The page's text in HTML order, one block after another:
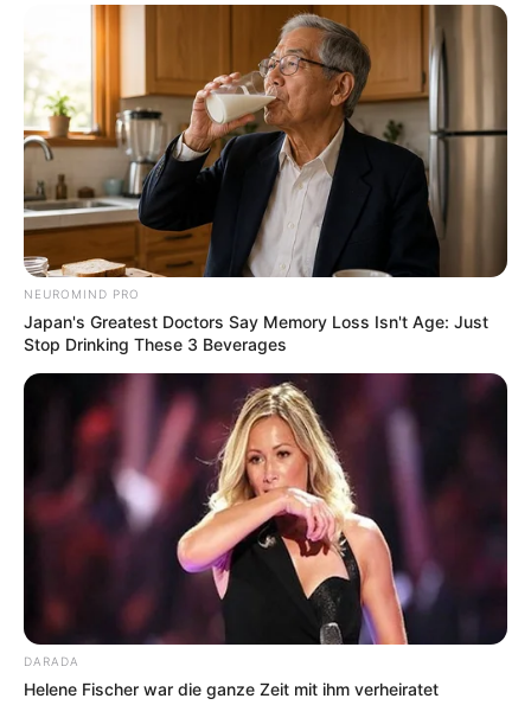
Auf einigen Seiten dieses Projektes sind Affiliate-
Angebote integriert. Wenn etwas darüber gebucht oder
gekauft wird, ist das eine Unterstützung, ohne dass sich
dadurch der Preis ändert.
NEUROMIND PRO
Japan's Greatest Doctors Say Memory Loss Isn't Age: Just
Stop Drinking These 3 Beverages
DARADA
Helene Fischer war die ganze Zeit mit ihm verheiratet